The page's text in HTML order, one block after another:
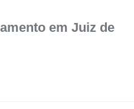
em Juiz de